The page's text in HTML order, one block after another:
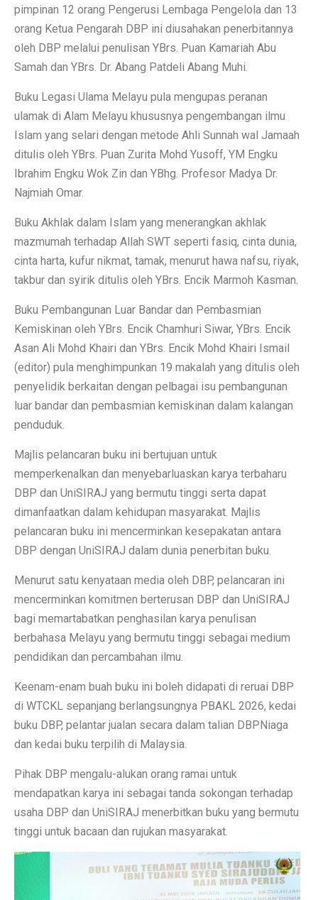
pimpinan 12 orang Pengerusi Lembaga Pengelola dan 13
orang Ketua Pengarah DBP ini diusahakan penerbitannya
oleh DBP melalui penulisan YBrs. Puan Kamariah Abu
Samah dan YBrs. Dr. Abang Patdeli Abang Muhi.
Buku Legasi Ulama Melayu pula mengupas peranan
ulamak di Alam Melayu khususnya pengembangan ilmu
Islam yang selari dengan metode Ahli Sunnah wal Jamaah
ditulis oleh YBrs. Puan Zurita Mohd Yusoff, YM Engku
Ibrahim Engku Wok Zin dan YBhg. Profesor Madya Dr.
Najmiah Omar.
Buku Akhlak dalam Islam yang menerangkan akhlak
mazmumah terhadap Allah SWT seperti fasiq, cinta dunia,
cinta harta, kufur nikmat, tamak, menurut hawa nafsu, riyak,
takbur dan syirik ditulis oleh YBrs. Encik Marmoh Kasman.
Buku Pembangunan Luar Bandar dan Pembasmian
Kemiskinan oleh YBrs. Encik Chamhuri Siwar, YBrs. Encik
Asan Ali Mohd Khairi dan YBrs. Encik Mohd Khairi Ismail
(editor) pula menghimpunkan 19 makalah yang ditulis oleh
penyelidik berkaitan dengan pelbagai isu pembangunan
luar bandar dan pembasmian kemiskinan dalam kalangan
penduduk.
Majlis pelancaran buku ini bertujuan untuk
memperkenalkan dan menyebarluaskan karya terbaharu
DBP dan UniSIRAJ yang bermutu tinggi serta dapat
dimanfaatkan dalam kehidupan masyarakat. Majlis
pelancaran buku ini mencerminkan kesepakatan antara
DBP dengan UniSIRAJ dalam dunia penerbitan buku.
Menurut satu kenyataan media oleh DBP, pelancaran ini
mencerminkan komitmen berterusan DBP dan UniSIRAJ
bagi memartabatkan penghasilan karya penulisan
berbahasa Melayu yang bermutu tinggi sebagai medium
pendidikan dan percambahan ilmu.
Keenam-enam buah buku ini boleh didapati di reruai DBP
di WTCKL sepanjang berlangsungnya PBAKL 2026, kedai
buku DBP, pelantar jualan secara dalam talian DBPNiaga
dan kedai buku terpilih di Malaysia.
Pihak DBP mengalu-alukan orang ramai untuk
mendapatkan karya ini sebagai tanda sokongan terhadap
usaha DBP dan UniSIRAJ menerbitkan buku yang bermutu
tinggi untuk bacaan dan rujukan masyarakat.